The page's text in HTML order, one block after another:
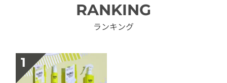
RANKING
ランキング